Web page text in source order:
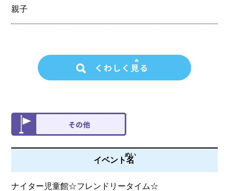
親子
イベント名
めい
ナイター児童館☆フレンドリータイム☆